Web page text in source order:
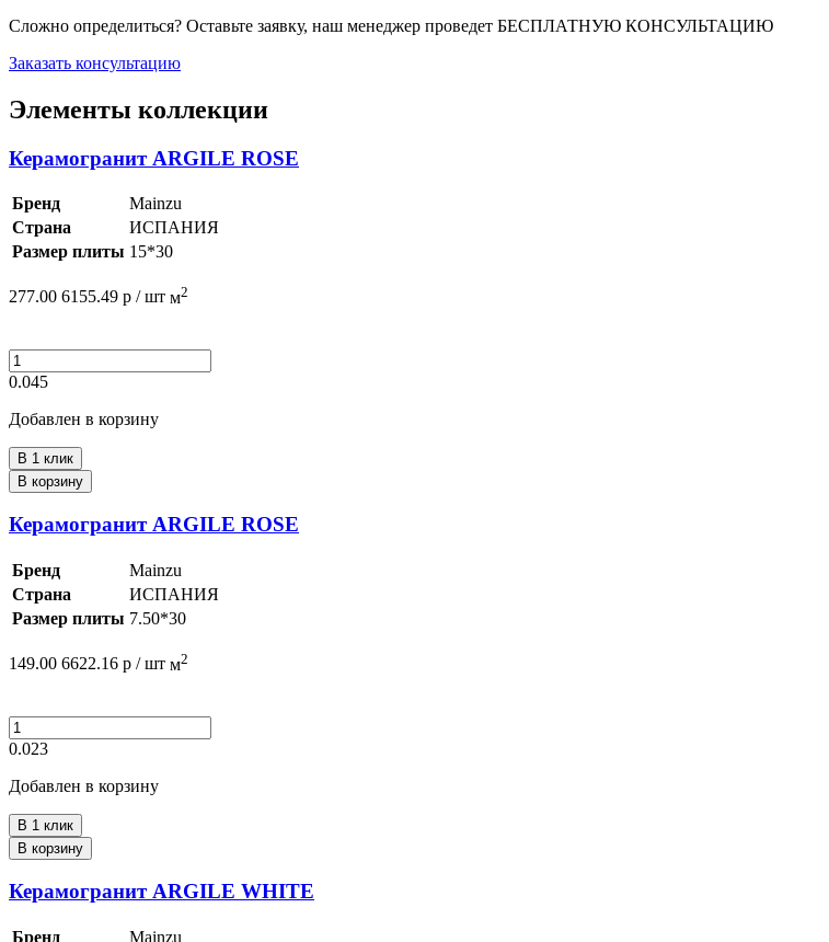
Сложно определиться? Оставьте заявку, наш менеджер проведет БЕСПЛАТНУЮ КОНСУЛЬТАЦИЮ
Заказать консультацию
Элементы коллекции
Керамогранит ARGILE ROSE
Бренд
Mainzu
Страна
ИСПАНИЯ
Размер плиты 15*30
277.00 6155.49 р / шт м2
0.045
Добавлен в корзину
В 1 клик
В корзину
Керамогранит ARGILE ROSE
Бренд
Mainzu
Страна
ИСПАНИЯ
Размер плиты 7.50*30
149.00 6622.16 р / шт м2
0.023
Добавлен в корзину
В 1 клик
В корзину
Керамогранит ARGILE WHITE
Бренд Mainzu